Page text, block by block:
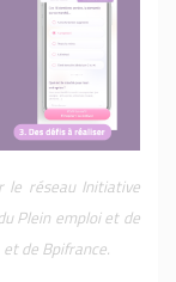
le réseau Initiative
Plein emploi et de
de Bpifrance.